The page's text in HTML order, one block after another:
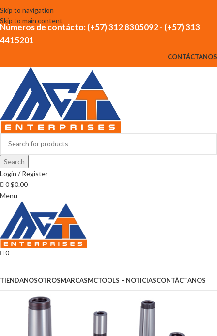
Skip to navigation
Skip to main content
Números de contácto: (+57) 312 8305092 - (+57) 313
4415201
CONTÁCTANOS
Search
Login / Register
0$0.00
Menu
0
TIENDANOSOTROSMARCASMCTOOLS – NOTICIASCONTÁCTANOS